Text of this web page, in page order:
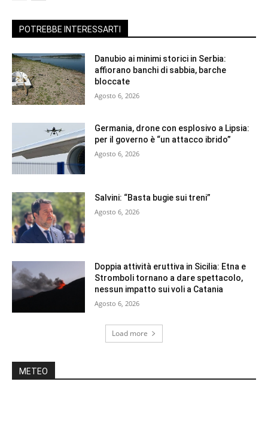
POTREBBE INTERESSARTI
Danubio ai minimi storici in Serbia:
affiorano banchi di sabbia, barche
bloccate
Agosto 6, 2026
Germania, drone con esplosivo a Lipsia:
per il governo è “un attacco ibrido”
Agosto 6, 2026
Salvini: “Basta bugie sui treni”
Agosto 6, 2026
Doppia attività eruttiva in Sicilia: Etna e
Stromboli tornano a dare spettacolo,
nessun impatto sui voli a Catania
Agosto 6, 2026
Load more
METEO